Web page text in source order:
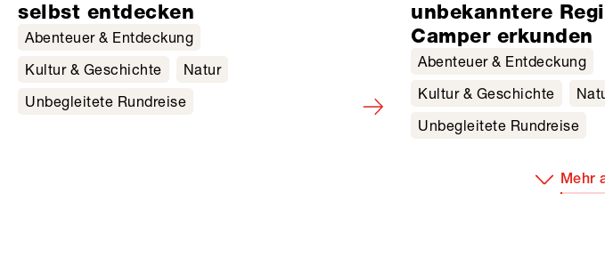
selbst entdecken
Abenteuer & Entdeckung
Kultur & Geschichte
Natur
Unbegleitete Rundreise
unbekanntere
Camper erkunden
Abenteuer & Entdeckung
Kultur & Geschichte
Unbegleitete Rundreise
Mehr